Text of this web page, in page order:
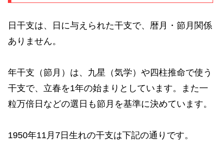
日干支は、日に与えられた干支で、暦月・節月関係
ありません。
年干支（節月）は、九星（気学）や四柱推命で使う
干支で、立春を1年の始まりとしています。また一
粒万倍日などの選日も節月を基準に決めています。
1950年11月7日生れの干支は下記の通りです。